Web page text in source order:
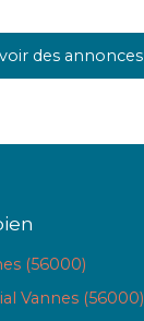
des annonces
(56000)
Vannes (56000)